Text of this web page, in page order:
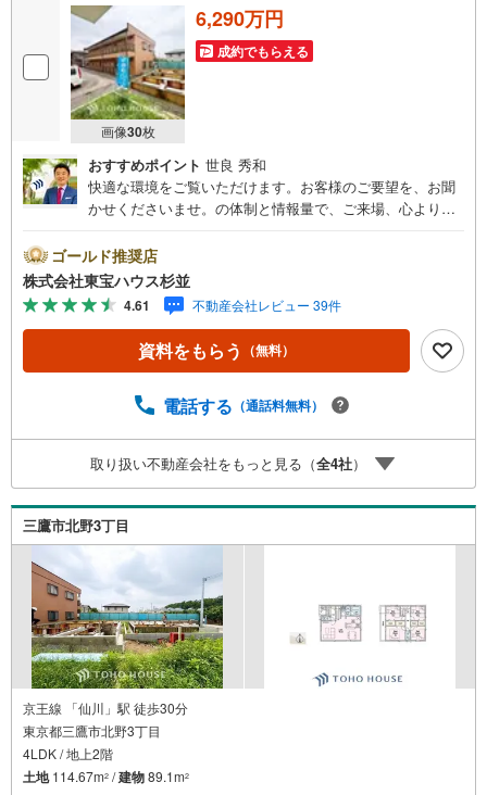
画像30枚
6,290万円
成約でもらえる
おすすめポイント 世良 秀和
快適な環境をご覧いただけます。お客様のご要望を、お聞
かせくださいませ。の体制と情報量で、ご来場、心よりお
「未来カレンダー」のご提案。・ 未来に起こるであろうご
自宅リフォームをオンライン上でご提案「ミラカレクラ
ブ」。・ 不動産売却時、ご自宅を綺麗にかつ瀟洒にさせる
CG加工ホームステイジングサービス。・ 購入者様へ、税
理士による確定申告の無料セミナーをご招待いたします。
◆ご予約に際して◆日時のご希望をお伝えください。（も
（居住中物件）の手配が必要な場合がございますのでご容
案内が可能となりますのでお手数ですがご一報ください。
◆物件のご案内は◆弊社へのご来社、お客様宅へのお迎
え・最寄駅での待ち合わせ、物件周辺のコンビニ等でお待
ち合わせなど、ご希望をお伝えください。ご希望条件をお
伝え頂けましたら、ご見学希望物件以外の資料も用意して
参ります。もちろん他の物件も併せてご案内させていただ
きます。
ゴールド推奨店
株式会社東宝ハウス杉並
4.61 不動産会社レビュー 39件
資料をもらう （無料）
電話する （通話料無料）
取り扱い不動産会社をもっと見る（全4社）
三鷹市北野3丁目
京王線 「仙川」駅 徒歩30分
東京都三鷹市北野3丁目
4LDK / 地上2階
土地114.67m2 /建物89.1m2